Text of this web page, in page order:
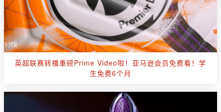
英超联赛转播重磅Prime Video啦！亚马逊会员免费看！学
生免费6个月